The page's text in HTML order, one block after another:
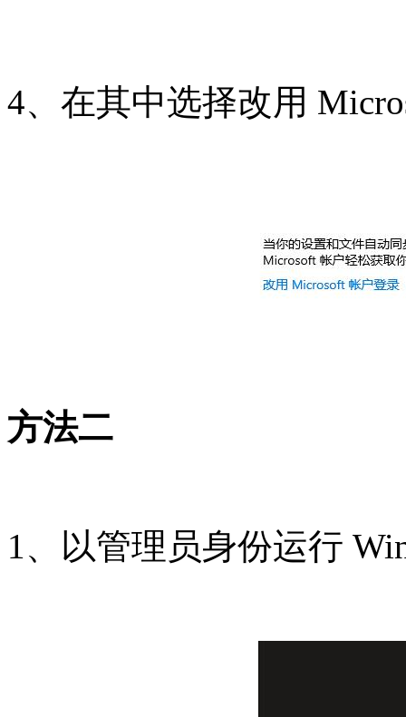
4、在其中选择改用
方法二
1、以管理员身份运行